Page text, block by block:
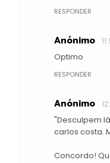
RESPONDER
Anónimo
Optimo
RESPONDER
Anónimo
"Desculpem
carlos costa.
Concordo!